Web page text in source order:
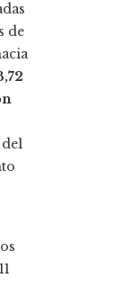
de